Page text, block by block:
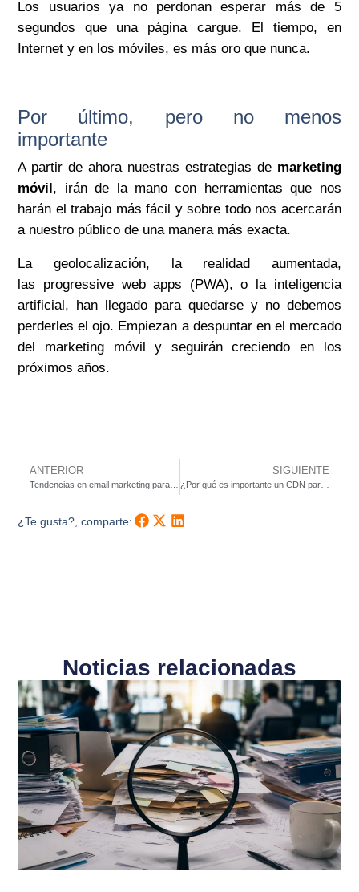
Los usuarios ya no perdonan esperar más de 5
segundos que una página cargue. El tiempo, en
Internet y en los móviles, es más oro que nunca.
Por último, pero no menos
importante
A partir de ahora nuestras estrategias de marketing
móvil, irán de la mano con herramientas que nos
harán el trabajo más fácil y sobre todo nos acercarán
a nuestro público de una manera más exacta.
La geolocalización, la realidad aumentada,
las progressive web apps (PWA), o la inteligencia
artificial, han llegado para quedarse y no debemos
perderles el ojo. Empiezan a despuntar en el mercado
del marketing móvil y seguirán creciendo en los
próximos años.
ANTERIOR SIGUIENTE
¿Por qué es importante un CDN para tu e-commerce?
¿Te gusta?, comparte:
Noticias relacionadas